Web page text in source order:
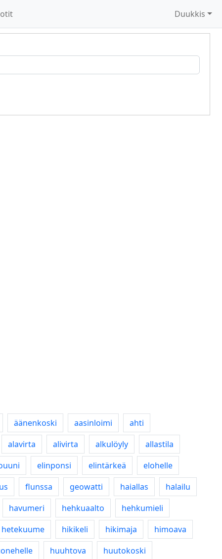
Duukkis
äänenkoski aasinloimi
ahti
alavirta alivirta alkulöyly
allastila
elinponsi elintärkeä
elohelle
flunssa geowatti haiallas
halailu
havumeri hehkuaalto
hehkumieli
hetekuume hikikeli hikimaja
himoava
huuhtova
huutokoski